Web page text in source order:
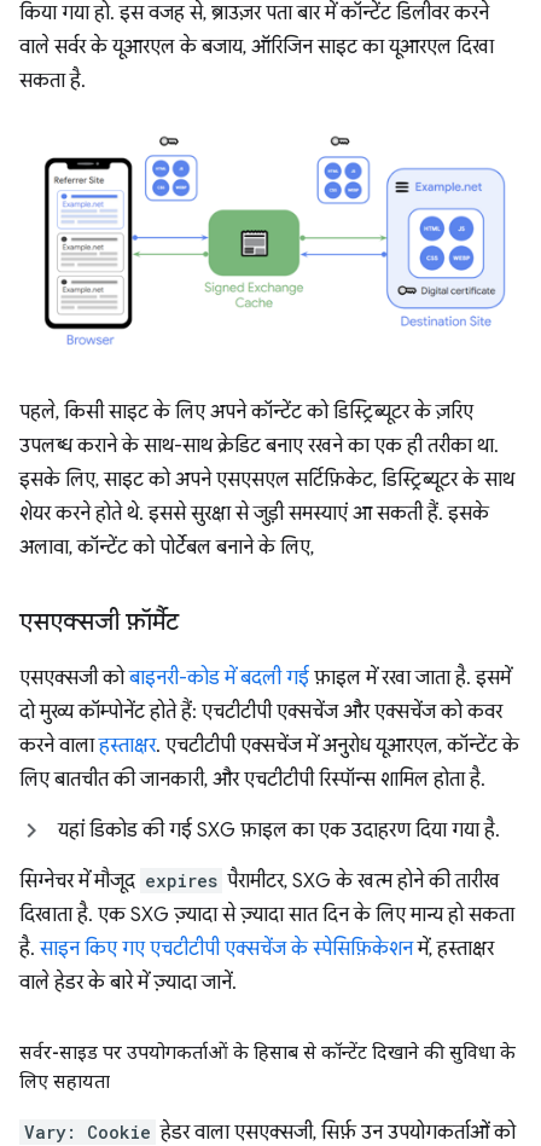
किया गया हो. इस वजह से, ब्राउज़र पता बार में कॉन्टेंट डिलीवर करने
वाले सर्वर के यूआरएल के बजाय, ऑरिजिन साइट का यूआरएल दिखा
सकता है.
पहले, किसी साइट के लिए अपने कॉन्टेंट को डिस्ट्रिब्यूटर के ज़रिए
उपलब्ध कराने के साथ-साथ क्रेडिट बनाए रखने का एक ही तरीका था.
इसके लिए, साइट को अपने एसएसएल सर्टिफ़िकेट, डिस्ट्रिब्यूटर के साथ
शेयर करने होते थे. इससे सुरक्षा से जुड़ी समस्याएं आ सकती हैं. इसके
अलावा, कॉन्टेंट को पोर्टेबल बनाने के लिए,
एसएक्सजी फ़ॉर्मैट
एसएक्सजी कोबाइनरी-कोड में बदली गई फ़ाइल में रखा जाता है. इसमें
दो मुख्य कॉम्पोनेंट होते हैं: एचटीटीपी एक्सचेंज और एक्सचेंज को कवर
करने वालाहस्ताक्षर. एचटीटीपी एक्सचेंज में अनुरोध यूआरएल, कॉन्टेंट के
लिए बातचीत की जानकारी, और एचटीटीपी रिस्पॉन्स शामिल होता है.
यहां डिकोड की गई SXG फ़ाइल का एक उदाहरण दिया गया है.
सिग्नेचर में मौजूद expires पैरामीटर, SXG के खत्म होने की तारीख
दिखाता है. एक SXG ज़्यादा से ज़्यादा सात दिन के लिए मान्य हो सकता
है.साइन किए गए एचटीटीपी एक्सचेंज के स्पेसिफ़िकेशनमें, हस्ताक्षर
वाले हेडर के बारे में ज़्यादा जानें.
सर्वर-साइड पर उपयोगकर्ताओं के हिसाब से कॉन्टेंट दिखाने की सुविधा के
लिए सहायता
Vary: Cookie हेडर वाला एसएक्सजी, सिर्फ़ उन उपयोगकर्ताओं को